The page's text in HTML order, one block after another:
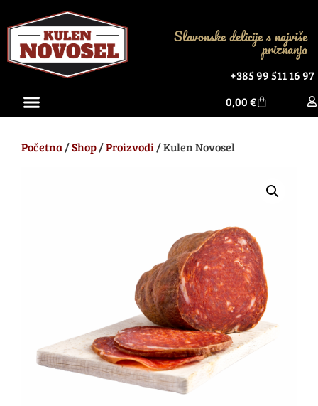
Slavonske delicije s najviše
priznanja
+385 99 511 16 97
0,00€
Početna/Shop/Proizvodi/ Kulen Novosel